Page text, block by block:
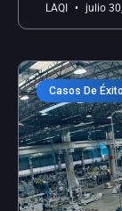
LAQI julio
Casos De Éxito